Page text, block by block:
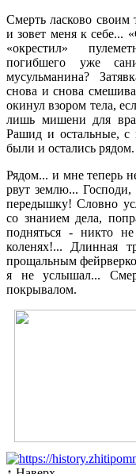
Смерть ласково своим
и зовет меня к себе...
«окрестил»
погибшего уже
мусульманина?
снова и снова
окинул взором тела,
лишь мишени для
Рашид и остальные,
были и остались рядом.
Рядом... и мне теперь
рвут землю...
передышку! Словно
со знанием дела,
подняться - никто не
коленях!... Длинная
прощальным
я не услышал...
покрывалом.